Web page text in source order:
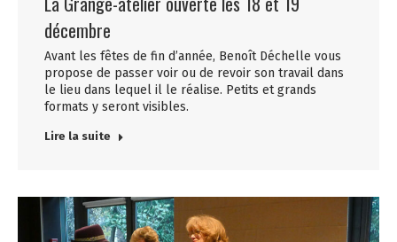
décembre
Avant les fêtes de fin d’année, Benoît Déchelle vous
propose de passer voir ou de revoir son travail dans
le lieu dans lequel il le réalise. Petits et grands
formats y seront visibles.
Lire la suite